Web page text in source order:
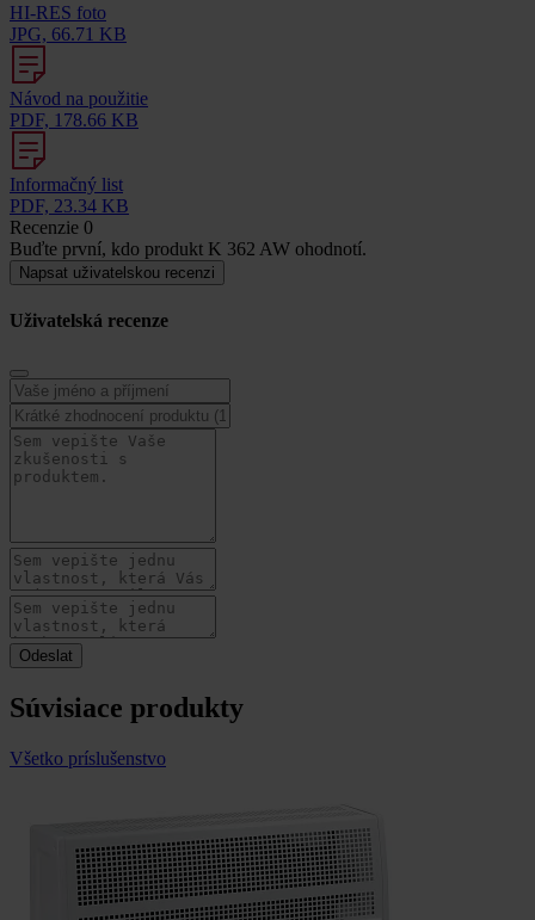
HI-RES foto
JPG, 66.71 KB
Návod na použitie
PDF, 178.66 KB
Informačný list
PDF, 23.34 KB
Recenzie 0
Buďte první, kdo produkt K 362 AW ohodnotí.
Napsat uživatelskou recenzi
Uživatelská recenze
Súvisiace produkty
Všetko príslušenstvo